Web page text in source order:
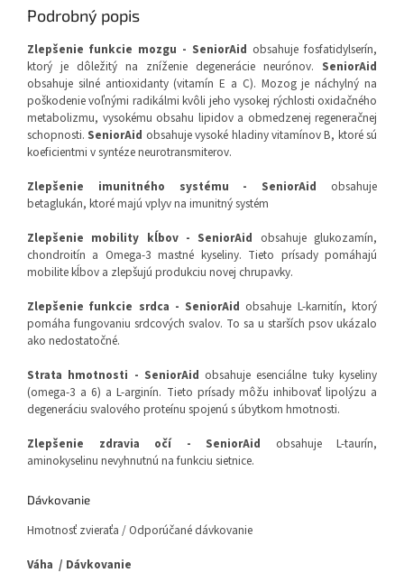
Podrobný popis
Zlepšenie funkcie mozgu - SeniorAid obsahuje fosfatidylserín,
ktorý je dôležitý na zníženie degenerácie neurónov. SeniorAid
obsahuje silné antioxidanty (vitamín E a C). Mozog je náchylný na
poškodenie voľnými radikálmi kvôli jeho vysokej rýchlosti oxidačného
metabolizmu, vysokému obsahu lipidov a obmedzenej regeneračnej
schopnosti. SeniorAid obsahuje vysoké hladiny vitamínov B, ktoré sú
koeficientmi v syntéze neurotransmiterov.
Zlepšenie imunitného systému -
SeniorAid obsahuje
betaglukán, ktoré majú vplyv na imunitný systém
Zlepšenie mobility kĺbov - SeniorAid obsahuje glukozamín,
chondroitín a Omega-3 mastné kyseliny. Tieto prísady pomáhajú
mobilite kĺbov a zlepšujú produkciu novej chrupavky.
Zlepšenie funkcie srdca - SeniorAid obsahuje L-karnitín, ktorý
pomáha fungovaniu srdcových svalov. To sa u starších psov ukázalo
ako nedostatočné.
Strata hmotnosti - SeniorAid obsahuje esenciálne tuky kyseliny
(omega-3 a 6) a L-arginín. Tieto prísady môžu inhibovať lipolýzu a
degeneráciu svalového proteínu spojenú s úbytkom hmotnosti.
Zlepšenie zdravia očí - SeniorAid obsahuje L-taurín,
aminokyselinu nevyhnutnú na funkciu sietnice.
Dávkovanie
Hmotnosť zvieraťa / Odporúčané dávkovanie
Váha / Dávkovanie